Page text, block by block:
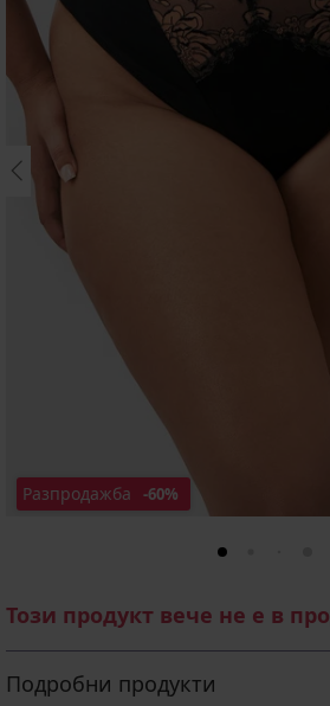
Разпродажба -60%
Този продукт вече не е в
Подробни продукти